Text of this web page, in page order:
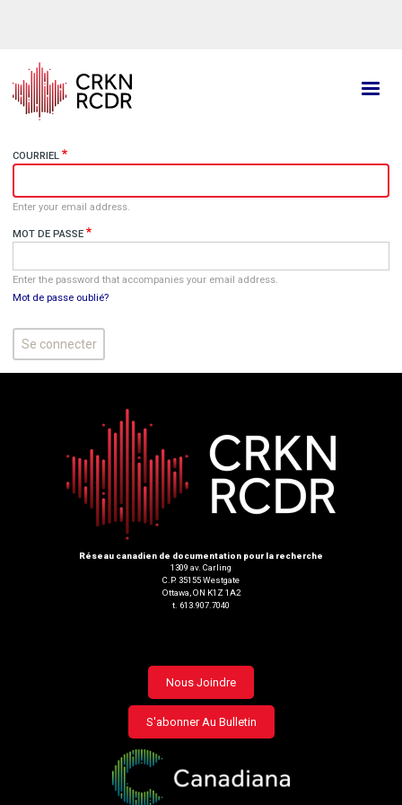
principal
COURRIEL
Enter your email address.
MOT DE PASSE
Enter the password that accompanies your email address.
Mot de passe oublié?
Réseau canadien de documentation pour la recherche
1309 av. Carling
C.P. 35155 Westgate
Ottawa, ON K1Z 1A2
t. 613.907.7040
Footer
menu
Nous Joindre
S'abonner Au Bulletin